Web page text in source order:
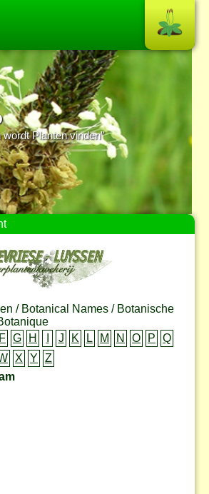
Planten vinden”
/ Botanical Names / Botanische
F G H J K L M N O P
Q
X Y
Z